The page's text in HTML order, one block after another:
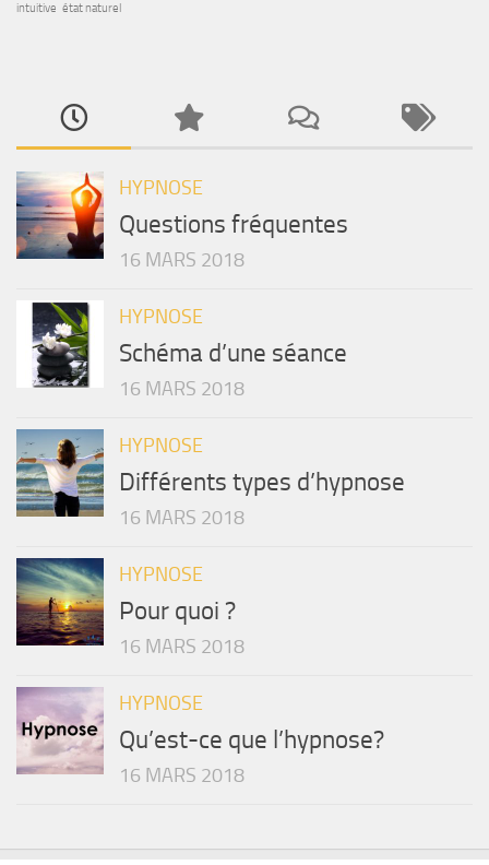
intuitive état naturel
HYPNOSE
Questions fréquentes
16 MARS 2018
HYPNOSE
Schéma d’une séance
16 MARS 2018
HYPNOSE
Différents types d’hypnose
16 MARS 2018
HYPNOSE
Pour quoi ?
16 MARS 2018
HYPNOSE
Qu’est-ce que l’hypnose?
16 MARS 2018